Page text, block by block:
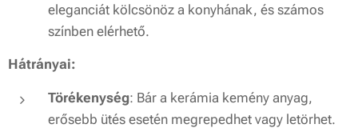
eleganciát kölcsönöz a konyhának, és számos
színben elérhető.
Hátrányai:
Törékenység: Bár a kerámia kemény anyag,
erősebb ütés esetén megrepedhet vagy letörhet.